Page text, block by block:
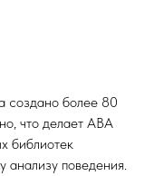
создано более 80
что делает ABA
библиотек
анализу поведения.